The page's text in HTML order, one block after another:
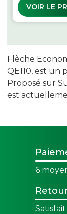
VOIR LE
Flèche
QE110, est un
Proposé sur
est
6